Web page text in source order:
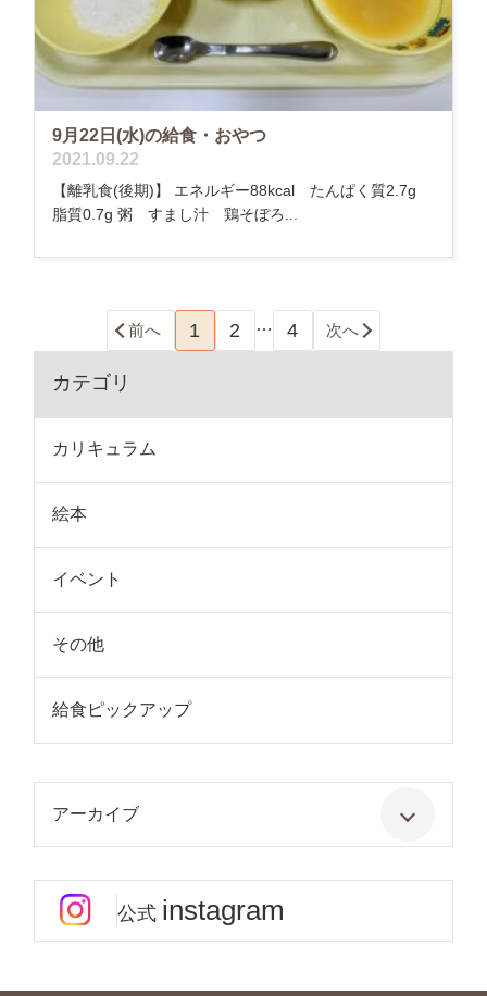
9月22日(水)の給食・おやつ
2021.09.22
【離乳食(後期)】 エネルギー88kcal たんぱく質2.7g
脂質0.7g 粥 すまし汁 鶏そぼろ...
前へ 1 2 … 4 次へ
カテゴリ
カリキュラム
絵本
イベント
その他
給食ピックアップ
アーカイブ
公式 instagram